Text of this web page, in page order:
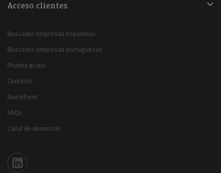
Acceso clientes
Buscador empresas españolas
Buscador empresas portuguesas
Prueba gratis
Contacto
Iberinform
FAQs
Canal de denuncias
Iberinform en Linkedin